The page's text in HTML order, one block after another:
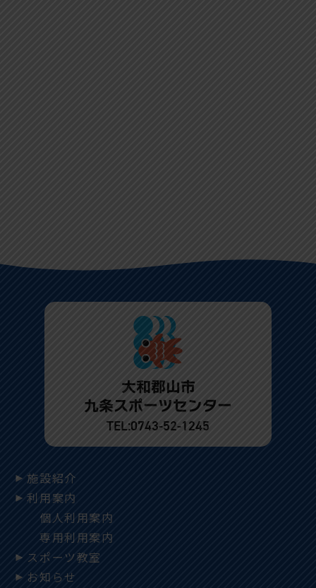
大和郡山市
九条スポーツセンター
TEL:0743-52-1245
施設紹介
利用案内
個人利用案内
専用利用案内
スポーツ教室
お知らせ